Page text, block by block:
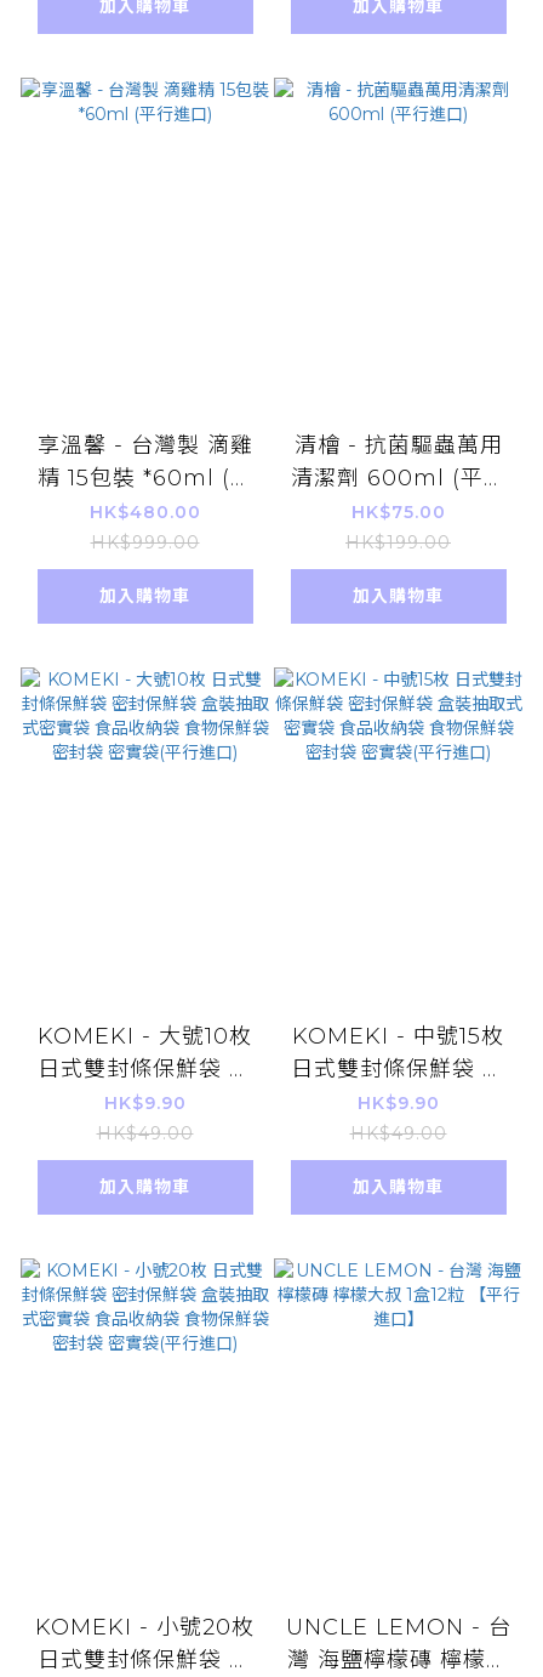
加入購物車 加入購物車
享溫馨 - 台灣製 滴雞
精 15包裝 *60ml (平
行進口)
HK$480.00
HK$999.00
加入購物車
清檜 - 抗菌驅蟲萬用
清潔劑 600ml (平行
進口)
HK$75.00
HK$199.00
加入購物車
KOMEKI - 大號10枚
日式雙封條保鮮袋 密
封保鮮袋 盒裝抽取式
密實袋 食品收納袋 食
物保鮮袋 密封袋 密實
袋(平行進口)
HK$9.90
HK$49.00
加入購物車
KOMEKI - 中號15枚
日式雙封條保鮮袋 密
封保鮮袋 盒裝抽取式
密實袋 食品收納袋 食
物保鮮袋 密封袋 密實
袋(平行進口)
HK$9.90
HK$49.00
加入購物車
KOMEKI - 小號20枚
日式雙封條保鮮袋 密
UNCLE LEMON - 台
灣 海鹽檸檬磚 檸檬大